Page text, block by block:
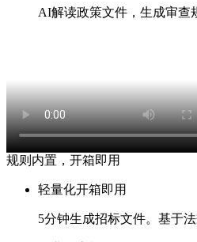
AI解读政策文件，生成审查
规则内置，开箱即用
轻量化开箱即用
5分钟生成招标文件。基于